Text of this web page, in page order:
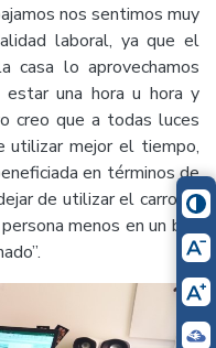
nos sentimos muy
laboral, ya que el
casa lo aprovechamos
una hora u hora y
creo que a todas luces
utilizar mejor el tiempo,
en términos de
de utilizar el carro un
menos en un bus